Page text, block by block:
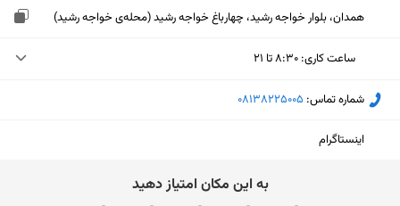
همدان، بلوار خواجه رشید، چهارباغ خواجه رشید (محله‌ی خواجه رشید)
ساعت کاری: ۸:۳۰ تا ۲۱
چهارشنبه (امروز)
پنجشنبه
شماره تماس: ‎08138225005
اینستاگرام
ﺑﻪ اﯾﻦ ﻣﮑﺎن اﻣﺘﯿﺎز دﻫﯿﺪ